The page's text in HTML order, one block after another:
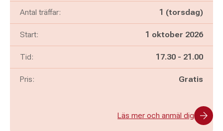
Antal träffar: 1 (torsdag)
Start: 1 oktober 2026
Tid: Pågår mellan
17.30 - och
21.00
Pris: Gratis
Läs mer och anmäl dig